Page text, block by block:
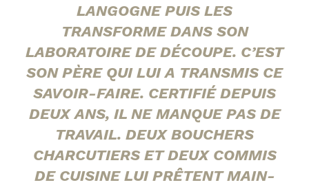
LANGOGNE PUIS LES
TRANSFORME DANS SON
LABORATOIRE DE DÉCOUPE. C’EST
SON PÈRE QUI LUI A TRANSMIS CE
SAVOIR-FAIRE. CERTIFIÉ DEPUIS
DEUX ANS, IL NE MANQUE PAS DE
TRAVAIL. DEUX BOUCHERS
CHARCUTIERS ET DEUX COMMIS
DE CUISINE LUI PRÊTENT MAIN-